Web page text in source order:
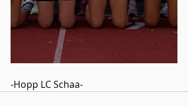
-Hopp LC Schaa-